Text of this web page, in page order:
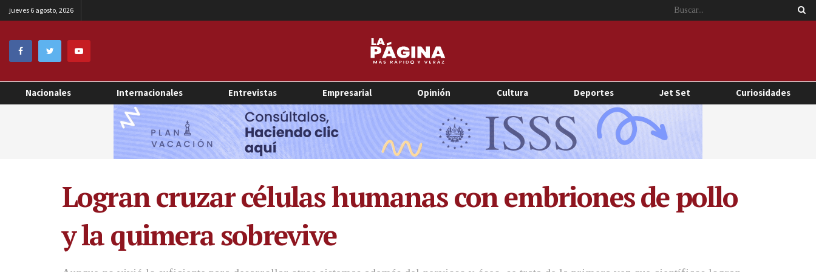
jueves 6 agosto, 2026
Nacionales Internacionales Entrevistas Empresarial Opinión Cultura Deportes Jet Set Curiosidades
Logran cruzar células humanas con embriones de pollo
y la quimera sobrevive